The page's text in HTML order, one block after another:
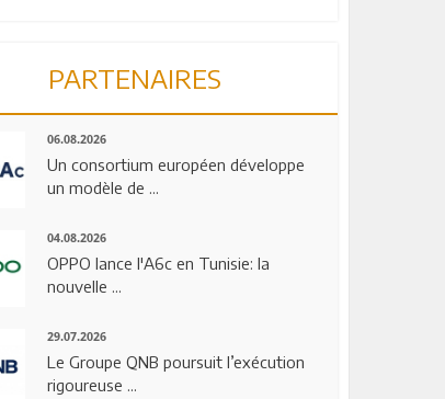
PARTENAIRES
06.08.2026
Un consortium européen développe
un modèle de ...
04.08.2026
OPPO lance l'A6c en Tunisie: la
nouvelle ...
29.07.2026
Le Groupe QNB poursuit l’exécution
rigoureuse ...